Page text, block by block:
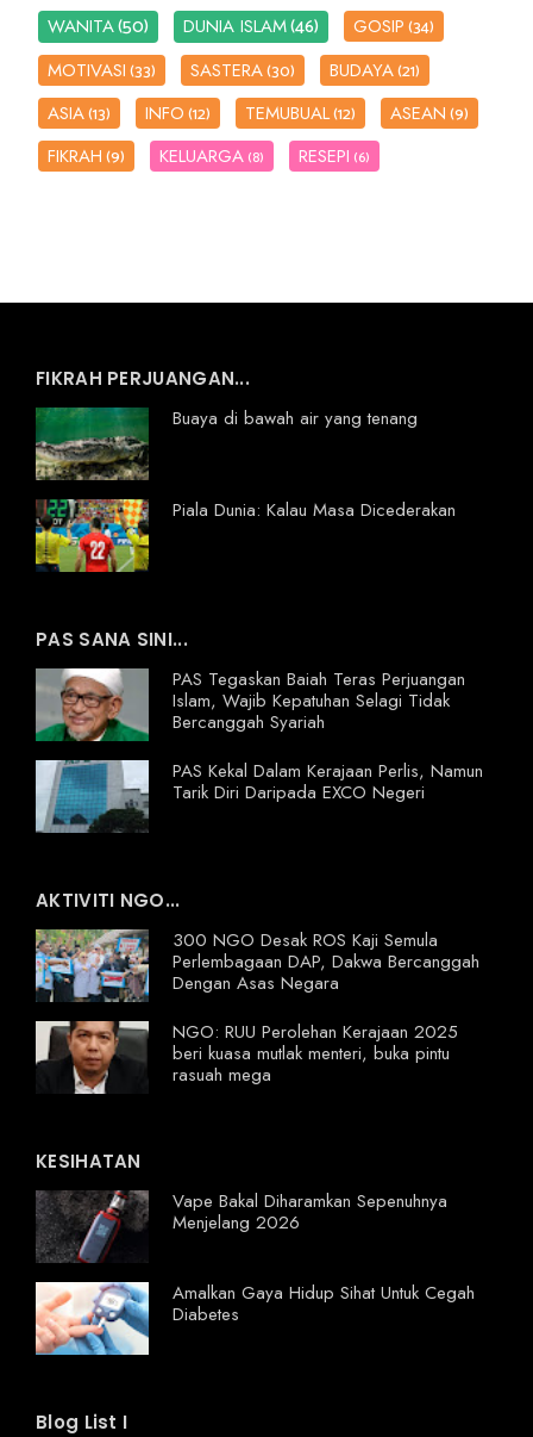
WANITA(50) DUNIA ISLAM(46) GOSIP(34)
MOTIVASI(33) SASTERA(30) BUDAYA(21)
ASIA(13) INFO(12) TEMUBUAL(12) ASEAN(9)
FIKRAH(9) KELUARGA (8) RESEPI (6)
FIKRAH PERJUANGAN...
Buaya di bawah air yang tenang
Piala Dunia: Kalau Masa Dicederakan
PAS SANA SINI...
PAS Tegaskan Baiah Teras Perjuangan
Islam, Wajib Kepatuhan Selagi Tidak
Bercanggah Syariah
PAS Kekal Dalam Kerajaan Perlis, Namun
Tarik Diri Daripada EXCO Negeri
AKTIVITI NGO...
300 NGO Desak ROS Kaji Semula
Perlembagaan DAP, Dakwa Bercanggah
Dengan Asas Negara
NGO: RUU Perolehan Kerajaan 2025
beri kuasa mutlak menteri, buka pintu
rasuah mega
KESIHATAN
Vape Bakal Diharamkan Sepenuhnya
Menjelang 2026
Amalkan Gaya Hidup Sihat Untuk Cegah
Diabetes
Blog List I